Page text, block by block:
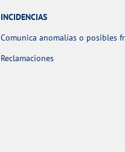
INCIDENCIAS
Comunica anomalías o posibles
Reclamaciones